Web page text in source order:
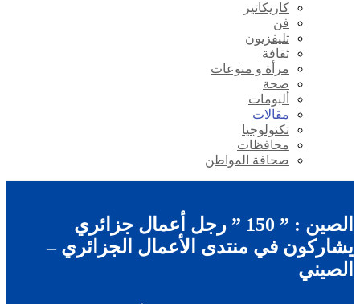
كاريكاتير
فن
تليفزيون
ثقافة
مرأة و منوعات
صحة
ألبومات
مقالات
تكنولوجيا
محافظات
صحافة المواطن
الصين : ” 150 ” رجل أعمال جزائري
يشاركون في منتدى الأعمال الجزائري –
الصيني